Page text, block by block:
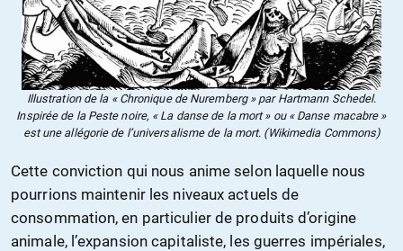
Illustration de la « Chronique de Nuremberg » par Hartmann Schedel.
Inspirée de la Peste noire, « La danse de la mort » ou « Danse macabre »
est une allégorie de l’universalisme de la mort. (Wikimedia Commons)
Cette conviction qui nous anime selon laquelle nous
pourrions maintenir les niveaux actuels de
consommation, en particulier de produits d’origine
animale, l’expansion capitaliste, les guerres impériales,